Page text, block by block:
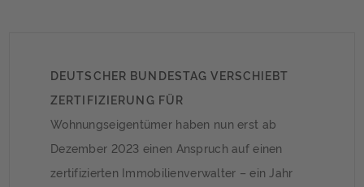
DEUTSCHER BUNDESTAG VERSCHIEBT
ZERTIFIZIERUNG FÜR
IMMOBILIENVERWALTER
Wohnungseigentümer haben nun erst ab
Dezember 2023 einen Anspruch auf einen
zertifizierten Immobilienverwalter – ein Jahr